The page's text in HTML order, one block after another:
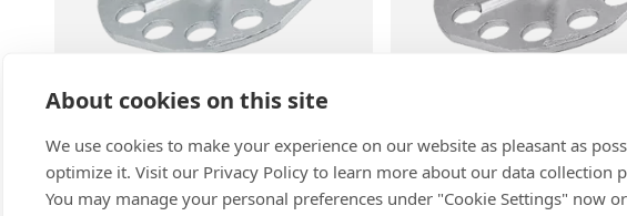
About cookies on this site
We use cookies to make your experience on our website as pleasant as
optimize it. Visit our Privacy Policy to learn more about our data collection
You may manage your personal preferences under "Cookie Settings" now
BN 55844
bigHead® M1/B38A
与螺柱压焊 圆
的八角形头 Ø 38 mm
bigHead® SM1/B38A
圆的八角形头 Ø 38 mm